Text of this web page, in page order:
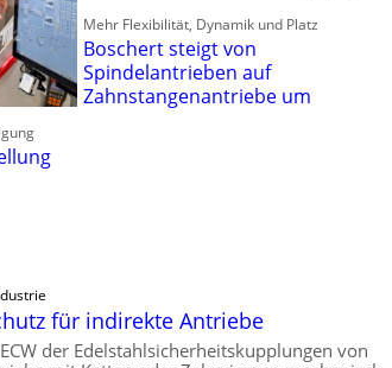
Mehr Flexibilität, Dynamik und Platz
Boschert steigt von
Spindelantrieben auf
Zahnstangenantriebe um
für indirekte Antriebe
der Edelstahlsicherheitskupplungen von